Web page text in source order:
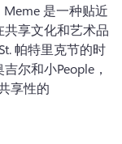
Meme 是一种贴近
享文化和艺术品
帕特里克节的时
尔和小People，
享性的